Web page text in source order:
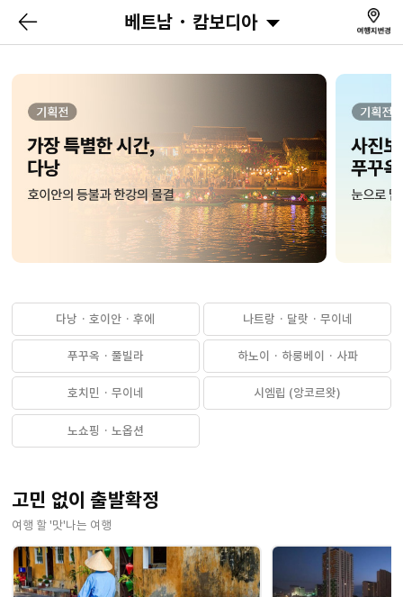
베트남 · 캄보디아
다낭 · 호이안 · 후에 나트랑 · 달랏 · 무이네
푸꾸옥 · 풀빌라 하노이 · 하롱베이 · 사파
호치민 · 무이네 시엠립 (앙코르왓)
노쇼핑 · 노옵션
고민 없이 출발확정
여행 할 '맛'나는 여행